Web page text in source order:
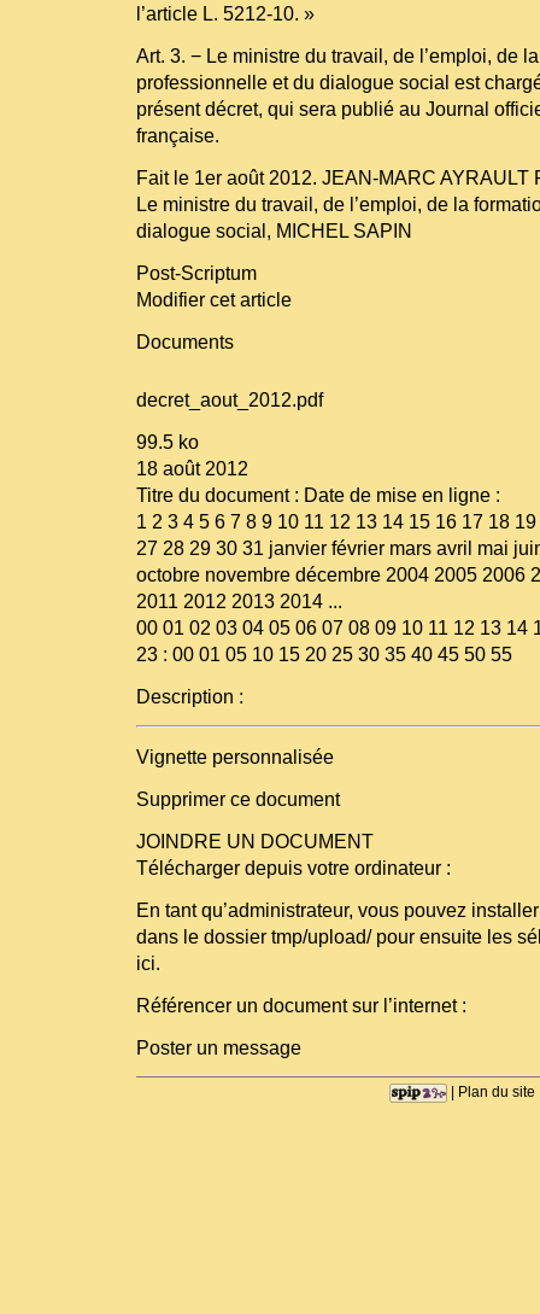
l’article L. 5212-10. »
Art. 3. − Le ministre du travail, de l’emploi, de
professionnelle et du dialogue social est
présent décret, qui sera publié au Journal
française.
Fait le 1er août 2012. JEAN-MARC AYRAULT
Le ministre du travail, de l’emploi, de la
dialogue social, MICHEL SAPIN
Post-Scriptum
Modifier cet article
Documents
decret_aout_2012.pdf
99.5 ko
18 août 2012
Titre du document : Date de mise en ligne :
1 2 3 4 5 6 7 8 9 10 11 12 13 14 15 16 17 18
27 28 29 30 31 janvier février mars avril mai
octobre novembre décembre 2004 2005 2006
2011 2012 2013 2014 ...
00 01 02 03 04 05 06 07 08 09 10 11 12 13 14
23 : 00 01 05 10 15 20 25 30 35 40 45 50 55
Description :
Vignette personnalisée
Supprimer ce document
JOINDRE UN DOCUMENT
Télécharger depuis votre ordinateur :
En tant qu’administrateur, vous pouvez
dans le dossier tmp/upload/ pour ensuite les
ici.
Référencer un document sur l’internet :
Poster un message
| Plan du site